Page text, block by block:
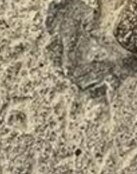
klopt: de plekken, de flow
de sfeer.
Als correspondent voor
Wereld" deel ik mijn
breder publiek, maar het
mee — weg van
verhalen voelbaar zijn en
Mijn werk werd bekroond
Award –Best Specialist
(2020)en deLUXLIFE